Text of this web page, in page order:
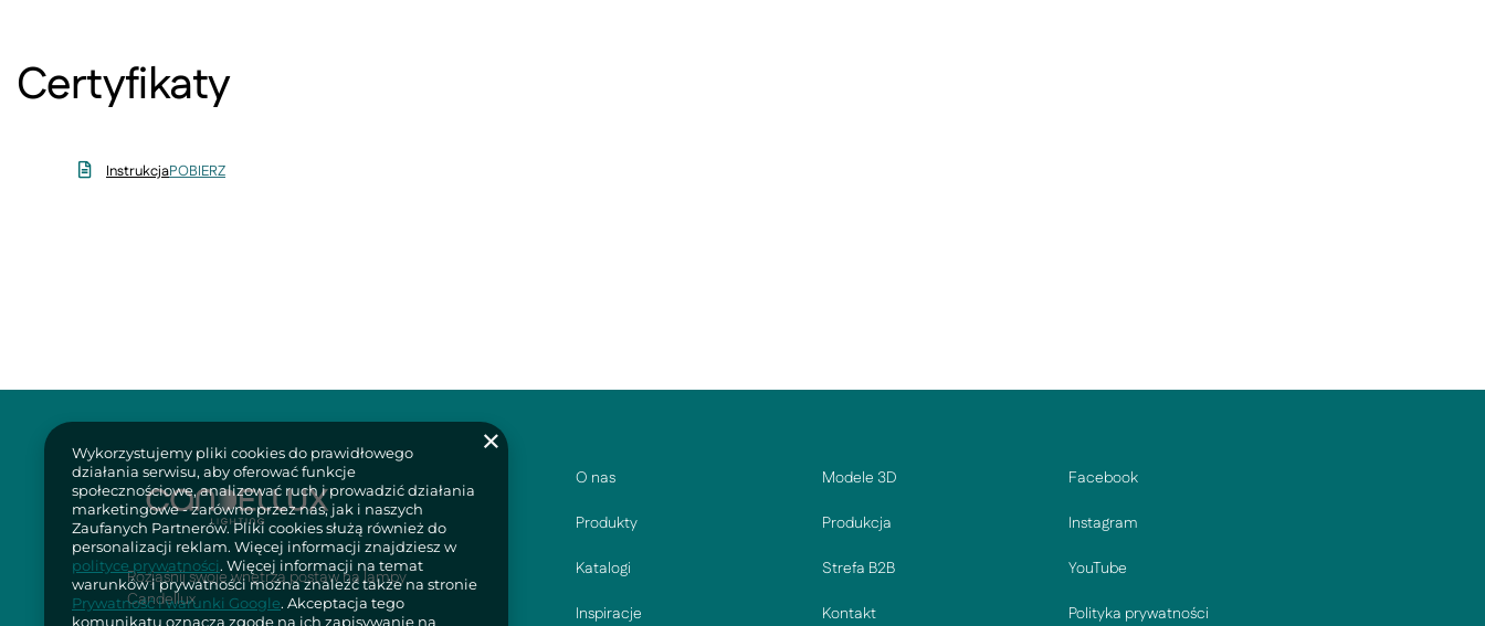
Certyfikaty
InstrukcjaPOBIERZ
Rozjaśnij swoje wnętrza postaw na lampy
Candellux
O nas
Produkty
Katalogi
Inspiracje
Modele 3D
Produkcja
Strefa B2B
Kontakt
Facebook
Instagram
YouTube
Polityka prywatności
Wykorzystujemy pliki cookies do prawidłowego
działania serwisu, aby oferować funkcje
społecznościowe, analizować ruch i prowadzić działania
marketingowe - zarówno przez nas, jak i naszych
Zaufanych Partnerów. Pliki cookies służą również do
personalizacji reklam. Więcej informacji znajdziesz w
polityce prywatności. Więcej informacji na temat
warunków i prywatności można znaleźć także na stronie
Prywatność i warunki Google. Akceptacja tego
komunikatu oznacza zgodę na ich zapisywanie na